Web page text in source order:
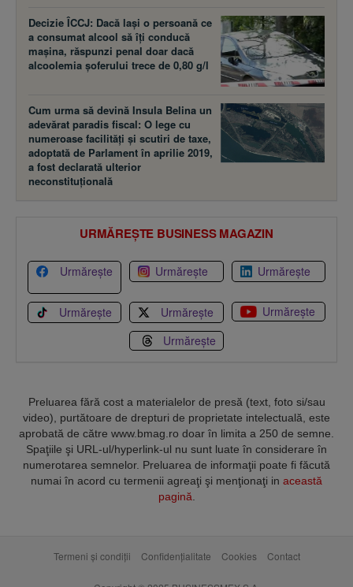
Decizie ÎCCJ: Dacă laşi o persoană ce
a consumat alcool să îţi conducă
maşina, răspunzi penal doar dacă
alcoolemia şoferului trece de 0,80 g/l
Cum urma să devină Insula Belina un
adevărat paradis fiscal: O lege cu
numeroase facilităţi şi scutiri de taxe,
adoptată de Parlament în aprilie 2019,
a fost declarată ulterior
neconstituţională
URMĂREȘTE BUSINESS MAGAZIN
Urmărește Urmărește Urmărește
Urmărește Urmărește
Urmărește
Urmărește
Preluarea fără cost a materialelor de presă (text, foto si/sau
video), purtătoare de drepturi de proprietate intelectuală, este
aprobată de către www.bmag.ro doar în limita a 250 de semne.
Spaţiile şi URL-ul/hyperlink-ul nu sunt luate în considerare în
numerotarea semnelor. Preluarea de informaţii poate fi făcută
numai în acord cu termenii agreaţi şi menţionaţi in această
pagină
Termeni și condiții Confidențialitate Cookies Contact